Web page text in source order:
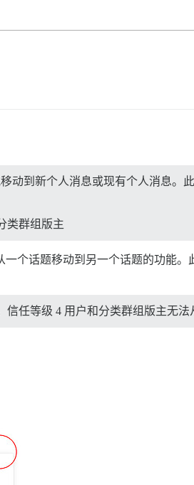
动到新个人消息或现有个人消息。
类群组版主
个话题移动到另一个话题的功能
任等级 4 用户和分类群组版主无法